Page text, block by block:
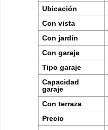
Ubicación
Con vista
Con jardín
Con garaje
Tipo garaje
Capacidad
garaje
Con terraza
Precio